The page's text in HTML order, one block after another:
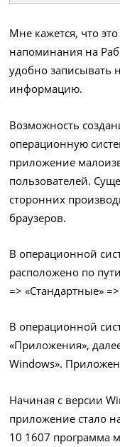
Мне кажется, что
напоминания на
удобно записывать
информацию.
Возможность
операционную
приложение
пользователей.
сторонних
браузеров.
В операционной
расположено по
=> «Стандартные»
В операционной
«Приложения»,
Windows».
Начиная с версии
приложение стало
10 1607 программа